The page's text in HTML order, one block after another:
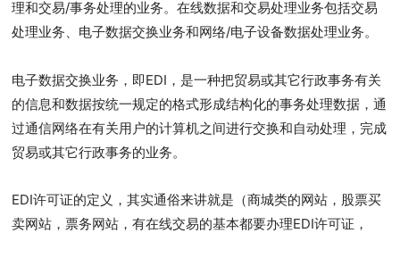
理和交易/事务处理的业务。在线数据和交易处理业务包括交易
处理业务、电子数据交换业务和网络/电子设备数据处理业务。
电子数据交换业务，即EDI，是一种把贸易或其它行政事务有关
的信息和数据按统一规定的格式形成结构化的事务处理数据，通
过通信网络在有关用户的计算机之间进行交换和自动处理，完成
贸易或其它行政事务的业务。
EDI许可证的定义，其实通俗来讲就是（商城类的网站，股票买
卖网站，票务网站，有在线交易的基本都要办理EDI许可证，